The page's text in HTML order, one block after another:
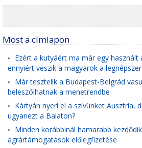
Most a címlapon
• Ezért a kutyáért ma már egy használt
ennyiért veszik a magyarok a
• Már tesztelik a Budapest-Belgrád
beleszólhatnak a menetrendbe
• Kártyán nyeri el a szívünket Ausztria,
ugyanezt a Balaton?
• Minden korábbinál hamarabb
agrártámogatások előlegfizetése